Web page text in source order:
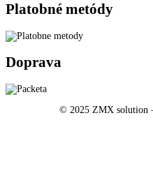
Platobné metódy
Doprava
© 2025 ZMX solution